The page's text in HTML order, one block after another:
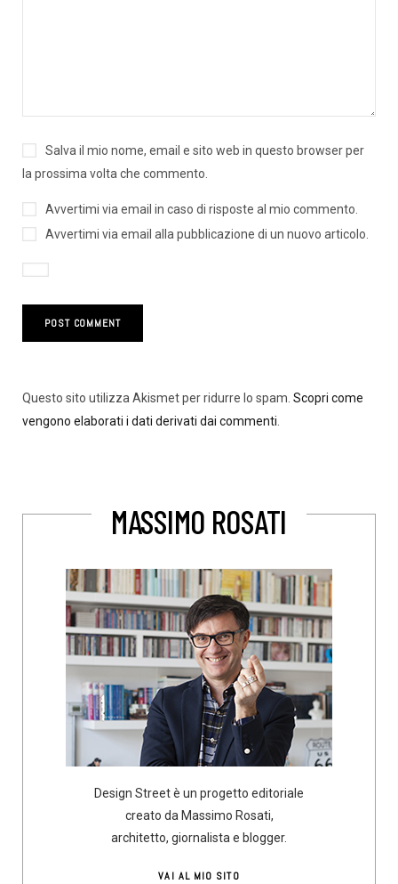
Salva il mio nome, email e sito web in questo browser per
la prossima volta che commento.
Avvertimi via email in caso di risposte al mio commento.
Avvertimi via email alla pubblicazione di un nuovo articolo.
Questo sito utilizza Akismet per ridurre lo spam. Scopri come
vengono elaborati i dati derivati dai commenti
MASSIMO ROSATI
Design Street è un progetto editoriale
creato da Massimo Rosati,
architetto, giornalista e blogger.
VAI AL MIO SITO